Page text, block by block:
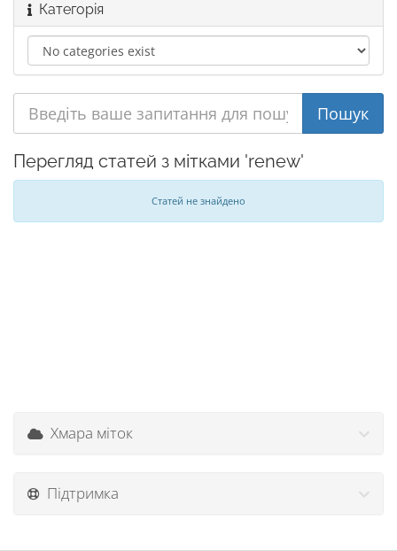
Категорія
Перегляд статей з мітками 'renew'
Статей не знайдено
Хмара міток
Підтримка